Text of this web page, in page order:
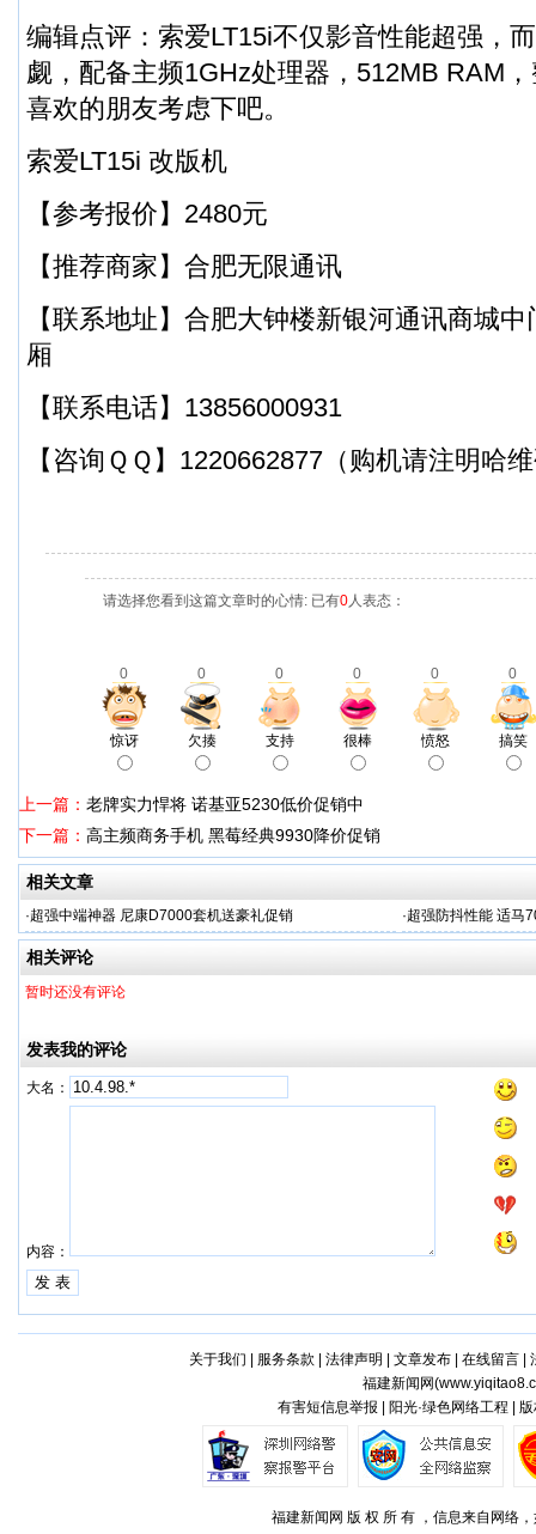
编辑点评：索爱LT15i不仅影音性能超强，
觑，配备主频1GHz处理器，512MB RAM
喜欢的朋友考虑下吧。
索爱LT15i 改版机
【参考报价】2480元
【推荐商家】合肥无限通讯
【联系地址】合肥大钟楼新银河通讯商城
厢
【联系电话】13856000931
【咨询ＱＱ】1220662877（购机请注明哈
请选择您看到这篇文章时的心情: 已有0人表态：
0 0 0 0 0 0
惊讶 欠揍 支持 很棒 愤怒 搞笑
上一篇： 老牌实力悍将 诺基亚5230低价促销中
下一篇： 高主频商务手机 黑莓经典9930降价促销
相关文章
·超强中端神器 尼康D7000套机送豪礼促销 ·超强防抖性能 适马
相关评论
暂时还没有评论
发表我的评论
大名：
内容：
关于我们 服务条款 法律声明 文章发布| 在线留言|
福建新闻网(
有害短信息举报 | 阳光·绿色网络工程 |
福建新闻网 版 权 所 有 ，信息来自网络